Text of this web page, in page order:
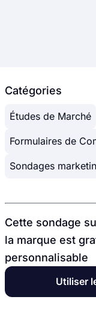
Catégories
Études de Marché
Formulaires de
Sondages
Cette sondage
la marque est
personnalisable
Utiliser